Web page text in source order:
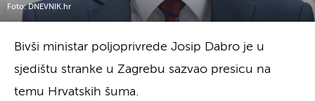
Foto: DNEVNIK.hr
Bivši ministar poljoprivrede Josip Dabro je u
sjedištu stranke u Zagrebu sazvao presicu na
temu Hrvatskih šuma.